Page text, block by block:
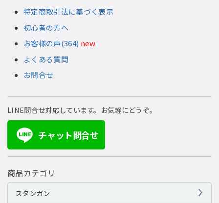
特定商取引法に基づく表示
初心者の方へ
お客様の声(364) new
よくある質問
お問合せ
LINE問合せ対応しています。お気軽にどうぞ。
LINE チャット問合せ
商品カテゴリ
スタンガン